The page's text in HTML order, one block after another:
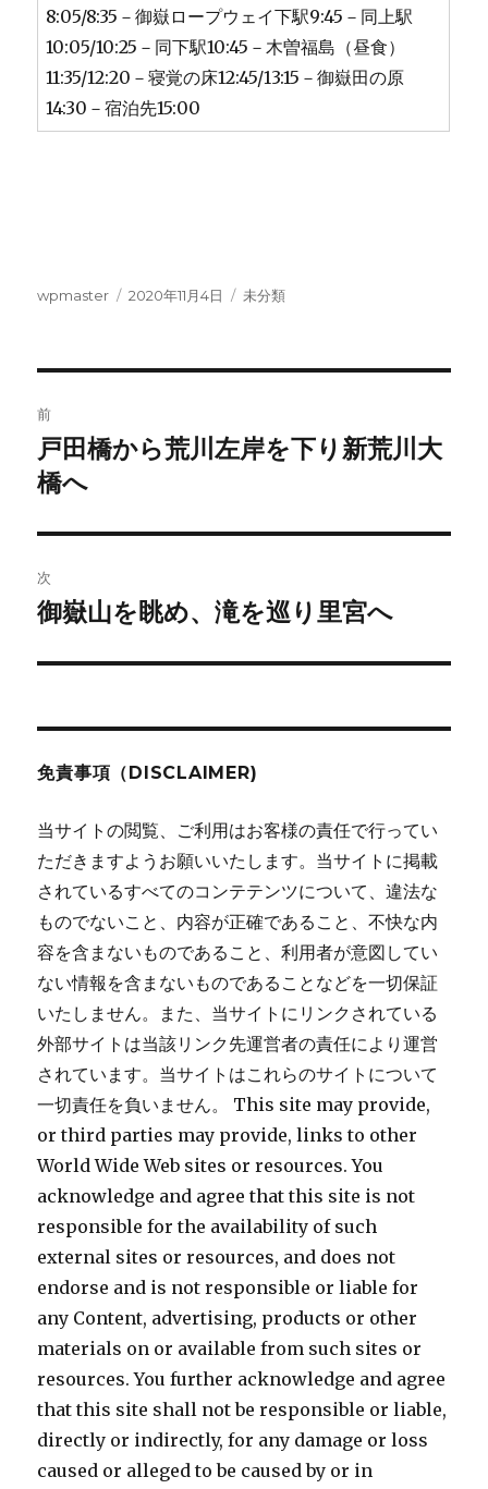
8:05/8:35－御嶽ロープウェイ下駅9:45－同上駅
10:05/10:25－同下駅10:45－木曽福島（昼食）
11:35/12:20－寝覚の床12:45/13:15－御嶽田の原
14:30－宿泊先15:00
投
wpmaster
投
2020年11月4日
カ
未分類
稿
ナ
ビ
ゲ
ー
シ
ン
前
前
の
稿:
戸田橋から荒川左岸を下り新荒川大
橋へ
次
次
投
御嶽山を眺め、滝を巡り里宮へ
免責事項（DISCLAIMER)
当サイトの閲覧、ご利用はお客様の責任で行ってい
ただきますようお願いいたします。当サイトに掲載
されているすべてのコンテテンツについて、違法な
ものでないこと、内容が正確であること、不快な内
容を含まないものであること、利用者が意図してい
ない情報を含まないものであることなどを一切保証
いたしません。また、当サイトにリンクされている
外部サイトは当該リンク先運営者の責任により運営
されています。当サイトはこれらのサイトについて
一切責任を負いません。 This site may provide,
or third parties may provide, links to other
World Wide Web sites or resources. You
acknowledge and agree that this site is not
responsible for the availability of such
external sites or resources, and does not
endorse and is not responsible or liable for
any Content, advertising, products or other
materials on or available from such sites or
resources. You further acknowledge and agree
that this site shall not be responsible or liable,
directly or indirectly, for any damage or loss
caused or alleged to be caused by or in